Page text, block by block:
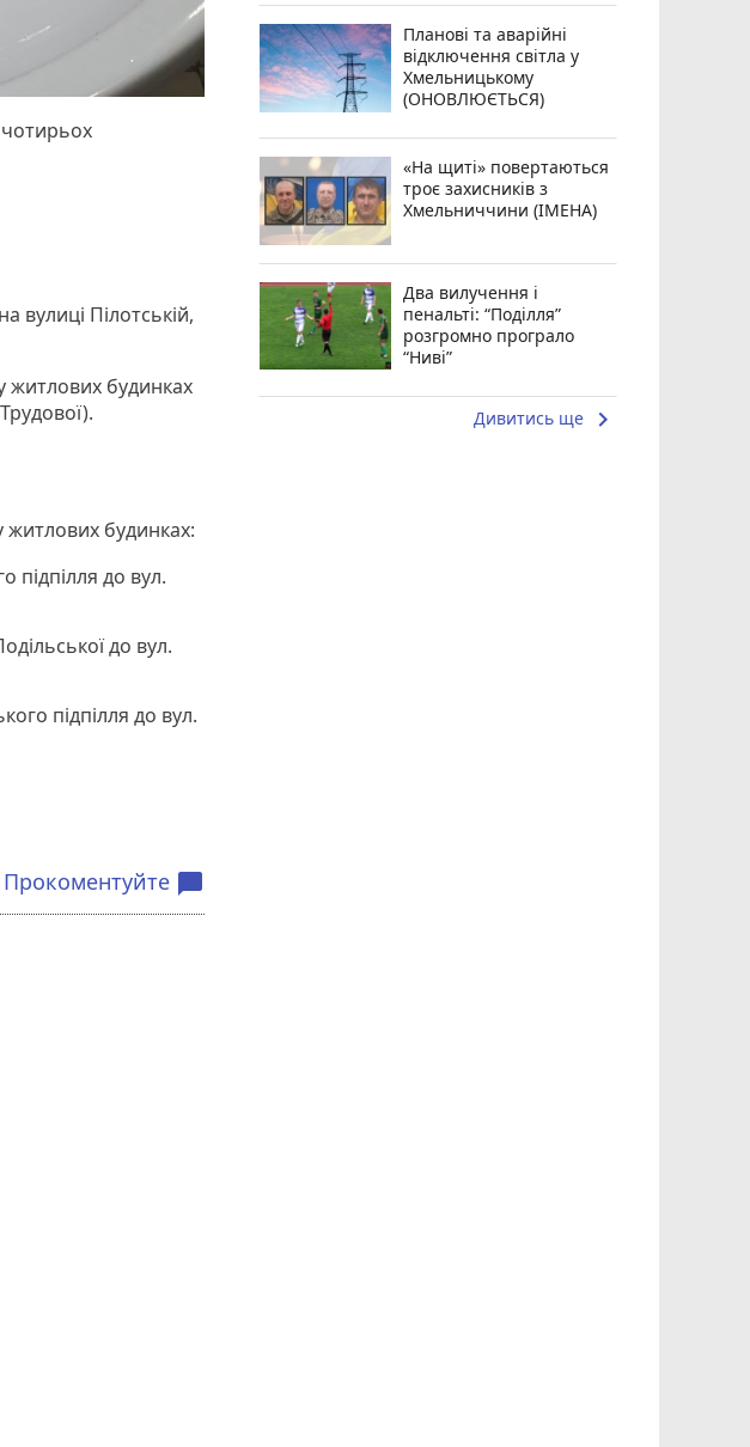
вулиці Пілотській,
житлових будинках
будинках:
підпілля до вул.
до вул.
підпілля до вул.
Прокоментуйте chat_bubble
Планові та аварійні
відключення світла у
Хмельницькому
(ОНОВЛЮЄТЬСЯ)
«На щиті» повертаються
троє захисників з
Хмельниччини (ІМЕНА)
Два вилучення і
пенальті: “Поділля”
розгромно програло
“Ниві”
Дивитись ще keyboard_arrow_right